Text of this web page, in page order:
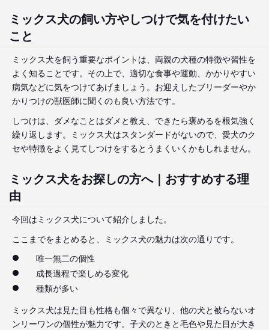
ミックス犬の飼い方やしつけで気を付けたい
こと
ミックス犬を飼う重要なポイントは、両親の犬種の特徴や習性を
よく知ることです。その上で、適切な食事や運動、かかりやすい
病気などに気をつけてあげましょう。お迎えしたブリーダーやか
かりつけの獣医師に聞くのも良い方法です。
しつけは、ダメなことはダメと教え、できたら褒めるを根気強く
繰り返します。ミックス犬はスタンダードがないので、愛犬のク
セや特徴をよく見てしつけをするとうまくいくかもしれません。
ミックス犬をお探しの方へ｜おすすめする理
由
今回はミックス犬について紹介しました。
ここまでをまとめると、ミックス犬の魅力は次の通りです。
唯一無二の個性
成長過程で楽しめる変化
種類が多い
ミックス犬は見た目も性格も個々で異なり、他の犬と被らないオ
ンリーワンの個性が魅力です。子犬のときと毛色や見た目が大き